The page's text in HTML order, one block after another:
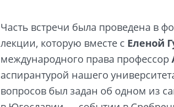
Часть встречи была проведена в
лекции, которую вместе с Еленой
международного права профессор
аспирантурой нашего
вопросов был задан об одном из